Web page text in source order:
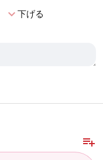
expand_more下げる
playlist_add